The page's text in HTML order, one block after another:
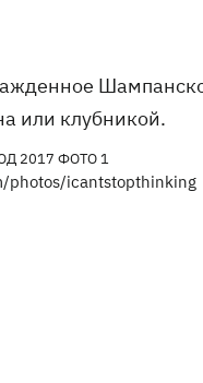
или клубникой.
photos/icantstopthinking